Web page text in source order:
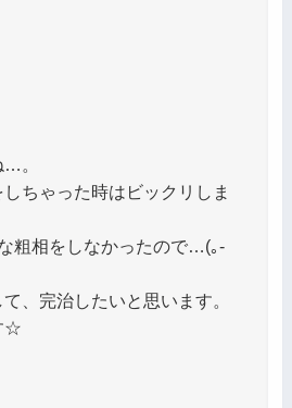
。
ちゃった時はビックリしま
粗相をしなかったので…(｡-
、完治したいと思います。
☆